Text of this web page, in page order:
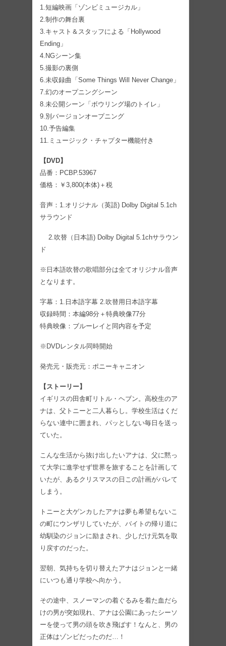
1.短編映画「ゾンビミュージカル」
2.制作の舞台裏
3.キャスト＆スタッフによる「Hollywood
Ending」
4.NGシーン集
5.撮影の裏側
6.未収録曲「Some Things Will Never Change」
7.幻のオープニングシーン
8.未公開シーン「ボウリング場のトイレ」
9.別バージョンオープニング
10.予告編集
11.ミュージック・チャプター機能付き
【DVD】
品番：PCBP.53967
価格：￥3,800(本体)＋税
音声：1.オリジナル（英語) Dolby Digital 5.1ch
サラウンド
2.吹替（日本語) Dolby Digital 5.1chサラウン
ド
※日本語吹替の歌唱部分は全てオリジナル音声
となります。
字幕：1.日本語字幕 2.吹替用日本語字幕
収録時間：本編98分＋特典映像77分
特典映像：ブルーレイと同内容を予定
※DVDレンタル同時開始
発売元・販売元：ポニーキャニオン
【ストーリー】
イギリスの田舎町リトル・ヘブン。高校生のア
ナは、父トニーと二人暮らし。学校生活はくだ
らない連中に囲まれ、パッとしない毎日を送っ
ていた。
こんな生活から抜け出したいアナは、父に黙っ
て大学に進学せず世界を旅することを計画して
いたが、あるクリスマスの日この計画がバレて
しまう。
トニーと大ゲンカしたアナは夢も希望もないこ
の町にウンザリしていたが、バイトの帰り道に
幼馴染のジョンに励まされ、少しだけ元気を取
り戻すのだった。
翌朝、気持ちを切り替えたアナはジョンと一緒
にいつも通り学校へ向かう。
その途中、スノーマンの着ぐるみを着た血だら
けの男が突如現れ、アナは公園にあったシーソ
ーを使って男の頭を吹き飛ばす！なんと、男の
正体はゾンビだったのだ…！